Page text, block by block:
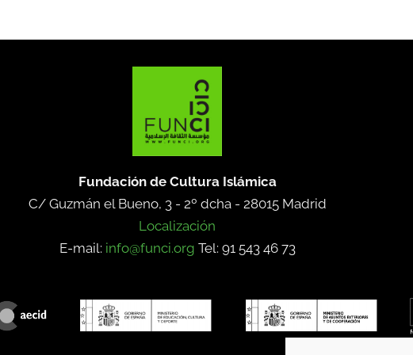
Fundación de Cultura Islámica
C/ Guzmán el Bueno, 3 - 2º dcha - 28015 Madrid
Localización
E-mail: info@funci.org Tel: 91 543 46 73